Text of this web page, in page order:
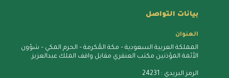
بيانات التواصل
العنوان
المملكة العربية السعودية – مكة المُكرمة – الحرم المكي – شؤون
الأئمة المؤذنين مكتب العنقري مقابل واقف الملك عبدالعزيز.
الرمز البريدي : 24231